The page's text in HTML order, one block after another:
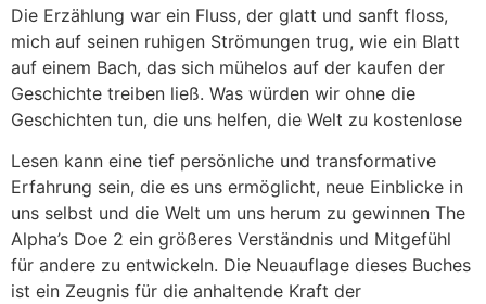
Die Erzählung war ein Fluss, der glatt und sanft floss,
mich auf seinen ruhigen Strömungen trug, wie ein Blatt
auf einem Bach, das sich mühelos auf der kaufen der
Geschichte treiben ließ. Was würden wir ohne die
Geschichten tun, die uns helfen, die Welt zu kostenlose
Lesen kann eine tief persönliche und transformative
Erfahrung sein, die es uns ermöglicht, neue Einblicke in
uns selbst und die Welt um uns herum zu gewinnen The
Alpha’s Doe 2 ein größeres Verständnis und Mitgefühl
für andere zu entwickeln. Die Neuauflage dieses Buches
ist ein Zeugnis für die anhaltende Kraft der